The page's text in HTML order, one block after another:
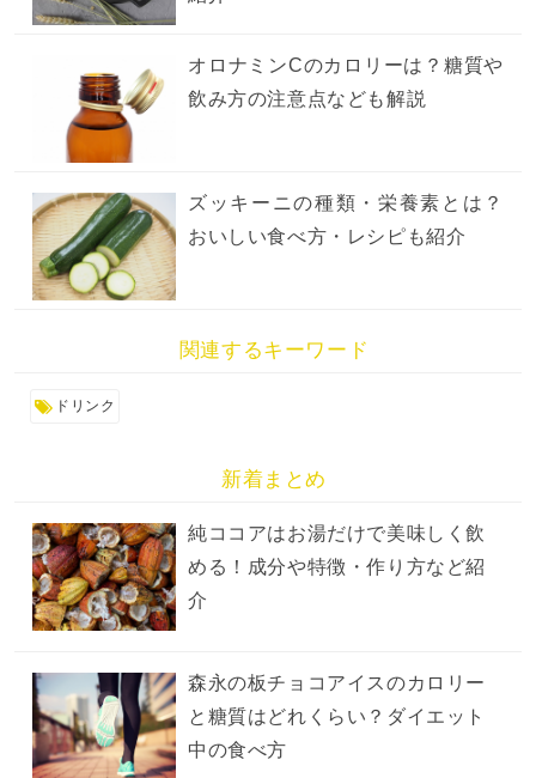
オロナミンCのカロリーは？糖質や
飲み方の注意点なども解説
ズッキーニの種類・栄養素とは？
おいしい食べ方・レシピも紹介
関連するキーワード
ドリンク
新着まとめ
純ココアはお湯だけで美味しく飲
める！成分や特徴・作り方など紹
介
森永の板チョコアイスのカロリー
と糖質はどれくらい？ダイエット
中の食べ方